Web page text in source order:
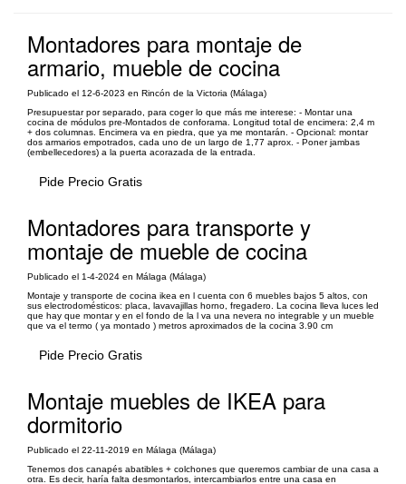
Montadores para montaje de
armario, mueble de cocina
Publicado el 12-6-2023 en Rincón de la Victoria (Málaga)
Presupuestar por separado, para coger lo que más me interese: - Montar una
cocina de módulos pre-Montados de conforama. Longitud total de encimera: 2,4 m
+ dos columnas. Encimera va en piedra, que ya me montarán. - Opcional: montar
dos armarios empotrados, cada uno de un largo de 1,77 aprox. - Poner jambas
(embellecedores) a la puerta acorazada de la entrada.
Pide Precio Gratis
Montadores para transporte y
montaje de mueble de cocina
Publicado el 1-4-2024 en Málaga (Málaga)
Montaje y transporte de cocina ikea en l cuenta con 6 muebles bajos 5 altos, con
sus electrodomésticos: placa, lavavajillas horno, fregadero. La cocina lleva luces led
que hay que montar y en el fondo de la l va una nevera no integrable y un mueble
que va el termo ( ya montado ) metros aproximados de la cocina 3.90 cm
Pide Precio Gratis
Montaje muebles de IKEA para
dormitorio
Publicado el 22-11-2019 en Málaga (Málaga)
Tenemos dos canapés abatibles + colchones que queremos cambiar de una casa a
otra. Es decir, haría falta desmontarlos, intercambiarlos entre una casa en